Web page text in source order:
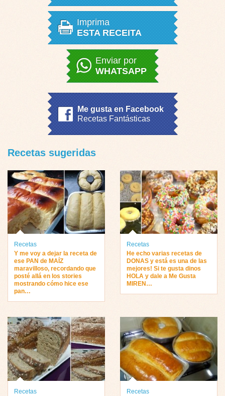
Imprima
ESTA RECEITA
Enviar por
WHATSAPP
Me gusta en Facebook
Recetas Fantásticas
Recetas sugeridas
Recetas
Y me voy a dejar la receta de
ese PAN de MAÍZ
maravilloso, recordando que
posté allá en los stories
mostrando cómo hice ese
pan…
Recetas
He echo varias recetas de
DONAS y está es una de las
mejores! Si te gusta dinos
HOLA y dale a Me Gusta
MIREN…
Recetas
Recetas